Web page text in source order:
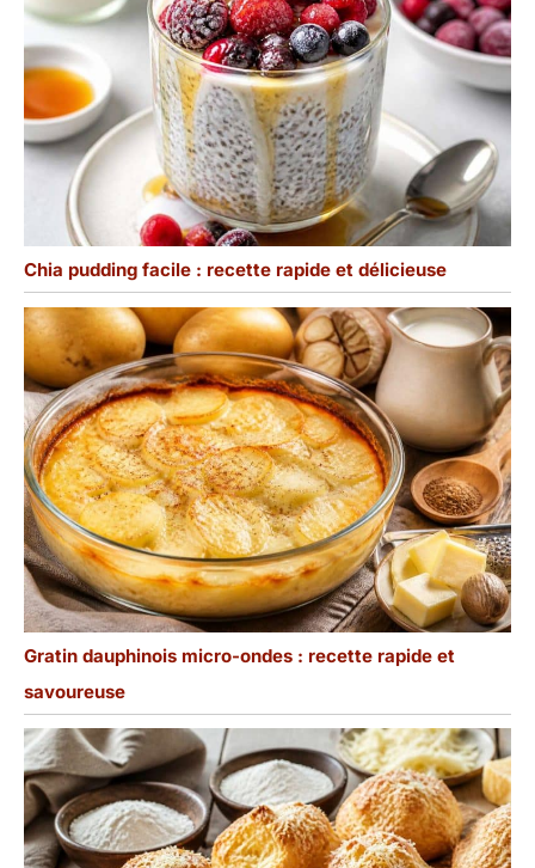
Chia pudding facile : recette rapide et délicieuse
Gratin dauphinois micro-ondes : recette rapide et
savoureuse